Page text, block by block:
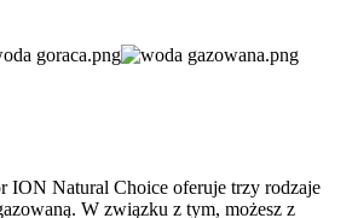
ION Natural Choice oferuje trzy rodzaje
W związku z tym, możesz z